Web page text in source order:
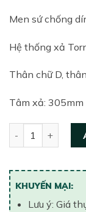
Men sứ chống
Hệ thống xả
Thân chữ D,
Tâm xả: 305mm
KHUYẾN MẠI:
Lưu ý: Giá